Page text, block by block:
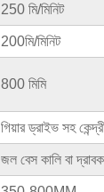
250 মি/মিনিট
200মি/মিনিট
800 মিমি
গিয়ার ড্রাইভ সহ
জল বেস কালি বা